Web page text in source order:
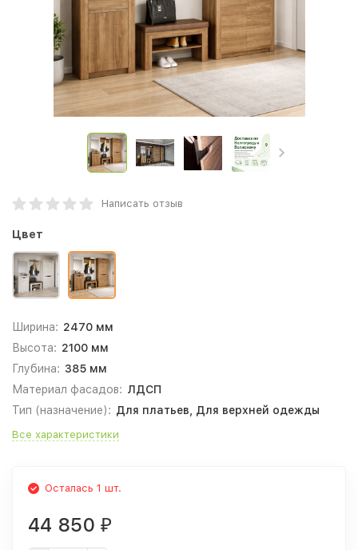
Написать отзыв
Цвет
Ширина: 2470 мм
Высота: 2100 мм
Глубина: 385 мм
Материал фасадов: ЛДСП
Тип (назначение): Для платьев, Для верхней одежды
Все характеристики
Осталась 1 шт.
44 850 ₽